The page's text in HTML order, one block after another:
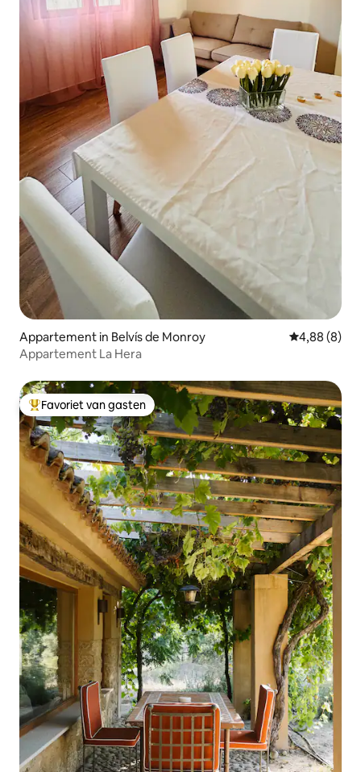
Appartement in Belvís de Monroy Gemiddelde
4,88 (8)
Appartement La Hera
Topfavoriet van gasten
Favoriet van gasten